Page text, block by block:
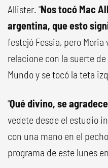
Allister. "Nos tocó Mac
argentina, que esto
festejó Fessia, pero
relacione con la suerte
Mundo y se tocó la teta
"Qué divino, se
vedete desde el estudio
con una mano en el
programa de este lunes en